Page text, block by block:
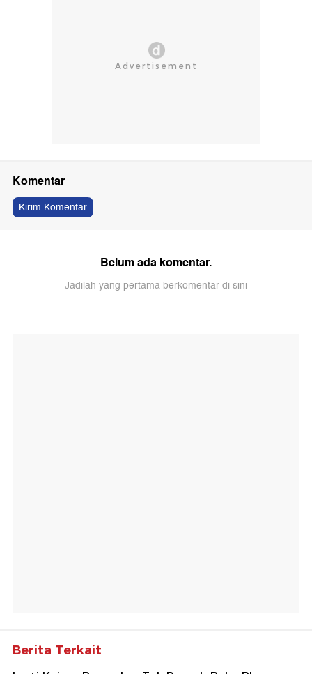
Komentar
Kirim Komentar
Belum ada komentar.
Jadilah yang pertama berkomentar di sini
Berita Terkait